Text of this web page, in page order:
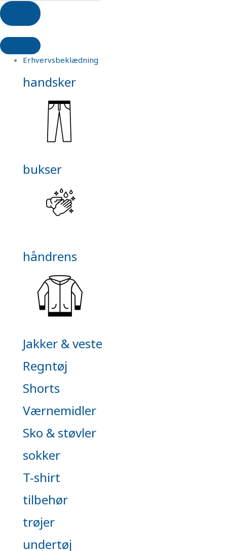
Erhvervsbeklædning
handsker
bukser
håndrens
Jakker & veste
Regntøj
Shorts
Værnemidler
Sko & støvler
sokker
T-shirt
tilbehør
trøjer
undertøj